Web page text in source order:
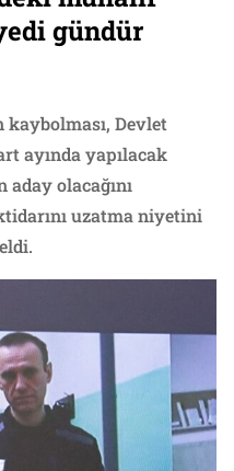
gündür
Devlet
ayında yapılacak
olacağını
uzatma niyetini